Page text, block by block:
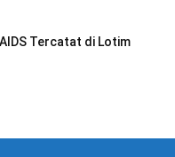
Tercatat di Lotim